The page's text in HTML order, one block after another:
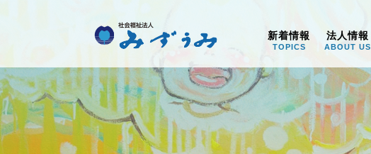
社会福祉法人みずうみ
新着情報
TOPICS
法人情報
ABOUT US